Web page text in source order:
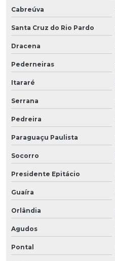
Cabreúva
Santa Cruz do Rio Pardo
Dracena
Pederneiras
Itararé
Serrana
Pedreira
Paraguaçu Paulista
Socorro
Presidente Epitácio
Guaíra
Orlândia
Agudos
Pontal